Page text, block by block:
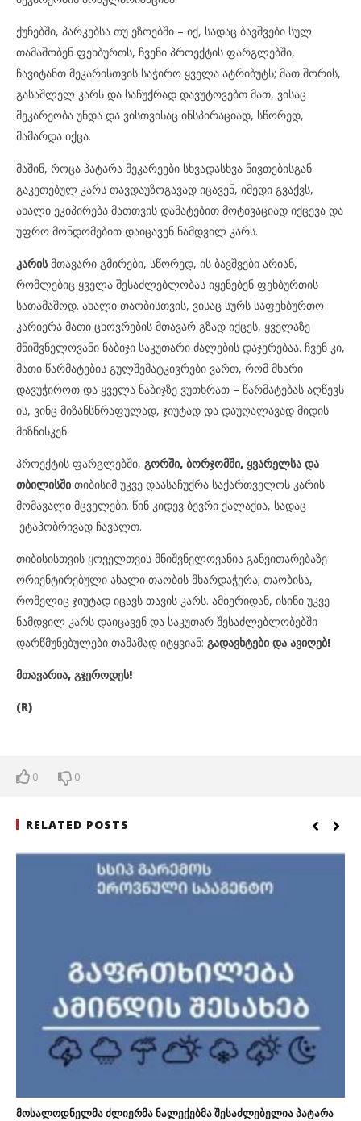
ქუჩებში, პარკებსა თუ ეზოებში – იქ, სადაც ბავშვები სულ
თამაშობენ ფეხბურთს, ჩვენი პროექტის ფარგლებში,
ჩავიტანთ მეკარისთვის საჭირო ყველა ატრიბუტს; მათ შორის,
გასაშლელ კარს და საჩუქრად დავუტოვებთ მათ, ვისაც
მეკარეობა უნდა და ვისთვისაც ინსპირაციად, სწორედ,
მამარდა იქცა.
მაშინ, როცა პატარა მეკარეები სხვადასხვა ნივთებისგან
გაკეთებულ კარს თავდაუზოგავად იცავენ, იმედი გვაქვს,
ახალი ეკიპირება მათთვის დამატებით მოტივაციად იქცევა და
უფრო მონდომებით დაიცავენ ნამდვილ კარს.
კარისმთავარი გმირები, სწორედ, ის ბავშვები არიან,
რომლებიც ყველა შესაძლებლობას იყენებენ ფეხბურთის
სათამაშოდ. ახალი თაობისთვის, ვისაც სურს საფეხბურთო
კარიერა მათი ცხოვრების მთავარ გზად იქცეს, ყველაზე
მნიშვნელოვანი ნაბიჯი საკუთარი ძალების დაჯერებაა. ჩვენ კი,
მათი წარმატების გულშემატკივრები ვართ, რომ მხარი
დავუჭიროთ და ყველა ნაბიჯზე ვუთხრათ – წარმატებას აღწევს
ის, ვინც მიზანსწრაფულად, ჯიუტად და დაუღალავად მიდის
მიზნისკენ.
პროექტის ფარგლებში, გორში, ბორჯომში, ყვარელსა და
თბილისში თიბისიმ უკვე დაასაჩუქრა საქართველოს კარის
მომავალი მცველები. წინ კიდევ ბევრი ქალაქია, სადაც
ეტაპობრივად ჩავალთ.
თიბისისთვის ყოველთვის მნიშვნელოვანია განვითარებაზე
ორიენტირებული ახალი თაობის მხარდაჭერა; თაობისა,
რომელიც ჯიუტად იცავს თავის კარს. ამიერიდან, ისინი უკვე
ნამდვილ კარს დაიცავენ და საკუთარ შესაძლებლობებში
დარწმუნებულები თამამად იტყვიან: გადავხტები და ავიღებ!
მთავარია, გჯეროდეს!
(R)
0 0
RELATED POSTS
მოსალოდნელმა ძლიერმა ნალექებმა შესაძლებელია პატარა